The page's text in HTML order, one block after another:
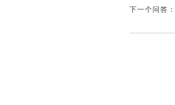
下一个问答：